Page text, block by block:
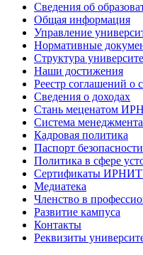
Сведения об
Общая информация
Управление
Нормативные
Структура
Наши достижения
Реестр соглашений о
Сведения о доходах
Стань меценатом
Система менеджмента
Кадровая политика
Паспорт
Политика в сфере
Сертификаты
Медиатека
Членство в
Развитие кампуса
Контакты
Реквизиты